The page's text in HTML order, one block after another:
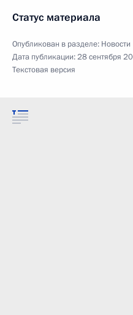
Статус материала
Опубликован в разделе: Новости
Дата публикации:28 сентября
Текстовая версия